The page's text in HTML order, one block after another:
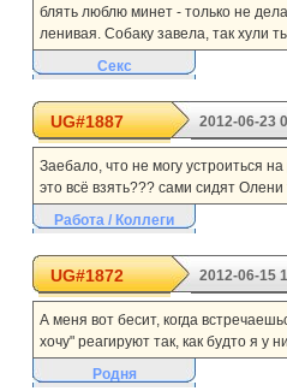
блять люблю минет - только не
ленивая. Собаку завела, так хули
Секс
UG#1887 2012-06-23
Заебало, что не могу устроиться
это всё взять??? сами сидят
Работа / Коллеги
UG#1872 2012-06-15
А меня вот бесит, когда
хочу" реагируют так, как будто я у
Родня